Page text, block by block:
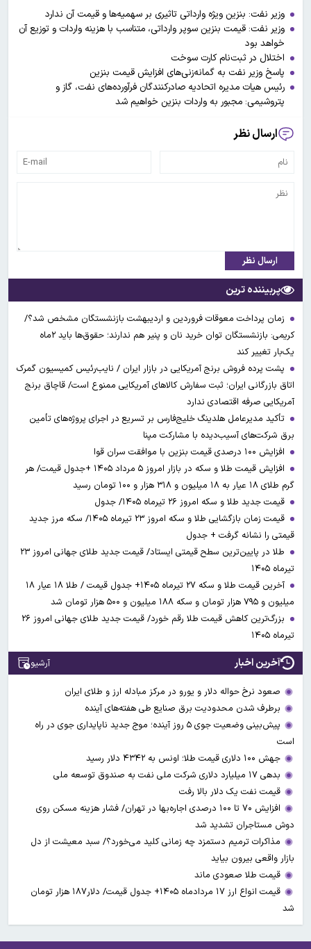
وزیر نفت: بنزین ویژه وارداتی تاثیری بر سهمیه‌ها و قیمت آن ندارد
وزیر نفت: قیمت بنزین سوپر وارداتی، متناسب با هزینه واردات و توزیع آن
خواهد بود
اختلال در ثبت‌نام کارت سوخت
پاسخ وزیر نفت به گمانه‌زنی‌های افزایش قیمت بنزین
رئیس هیات مدیره اتحادیه صادرکنندگان فرآورده‌های نفت، گاز و
پتروشیمی: مجبور به واردات بنزین خواهیم شد
ارسال نظر
ارسال نظر
پربیننده ترین
زمان پرداخت معوقات فروردین و اردیبهشت بازنشستگان مشخص شد؟/
کریمی: بازنشستگان توان خرید نان و پنیر هم ندارند؛ حقوق‌ها باید ۲ماه
یک‌بار تغییر کند
پشت پرده فروش برنج آمریکایی در بازار ایران / نایب‌رئیس کمیسیون گمرک
اتاق بازرگانی ایران؛ ثبت سفارش کالاهای آمریکایی ممنوع است/ قاچاق برنج
آمریکایی صرفه اقتصادی ندارد
تأکید مدیرعامل هلدینگ خلیج‌فارس بر تسریع در اجرای پروژه‌های تأمین
برق شرکت‌های آسیب‌دیده با مشارکت مپنا
افزایش ۱۰۰ درصدی قیمت بنزین با موافقت سران قوا
افزایش قیمت طلا و سکه در بازار امروز ۵ مرداد ۱۴۰۵ +جدول قیمت/ هر
گرم طلای ۱۸ عیار به ۱۸ میلیون و ۳۱۸ هزار و ۱۰۰ تومان رسید
قیمت جدید طلا و سکه امروز ۲۶ تیرماه ۱۴۰۵/ جدول
قیمت زمان بازگشایی طلا و سکه امروز ۲۳ تیرماه ۱۴۰۵/ سکه مرز جدید
قیمتی را نشانه گرفت + جدول
طلا در پایین‌ترین سطح قیمتی ایستاد/ قیمت جدید طلای جهانی امروز ۲۳
تیرماه ۱۴۰۵
آخرین قیمت طلا و سکه ۲۷ تیرماه ۱۴۰۵+ جدول قیمت / طلا ۱۸ عیار ۱۸
میلیون و ۷۹۵ هزار تومان و سکه ۱۸۸ میلیون و ۵۰۰ هزار تومان شد
بزرگ‌ترین کاهش قیمت طلا رقم خورد/ قیمت جدید طلای جهانی امروز ۲۶
تیرماه ۱۴۰۵
آخرین اخبار آرشیو
صعود نرخ حواله دلار و یورو در مرکز مبادله ارز و طلای ایران
برطرف شدن محدودیت‌ برق صنایع طی هفته‌های آینده
پیش‌بینی وضعیت جوی ۵ روز آینده؛ موج جدید ناپایداری جوی در راه
است
جهش ۱۰۰ دلاری قیمت طلا؛ اونس به ۴۳۴۲ دلار رسید
بدهی ۱۷ میلیارد دلاری شرکت ملی نفت به صندوق توسعه ملی
قیمت نفت یک دلار بالا رفت
افزایش ۷۰ تا ۱۰۰ درصدی اجاره‌بها در تهران/ فشار هزینه مسکن روی
دوش مستاجران تشدید شد
مذاکرات ترمیم دستمزد چه زمانی کلید می‌خورد؟/ سبد معیشت از دل
بازار واقعی بیرون بیاید
قیمت طلا صعودی ماند
قیمت انواع ارز ۱۷ مردادماه ۱۴۰۵+ جدول قیمت/ دلار۱۸۷ هزار تومان
شد